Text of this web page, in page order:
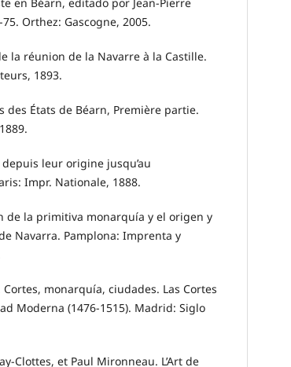
Orthez: Gascogne, 2005.
la réunion de la Navarre à la Castille.
1893.
des États de Béarn, Première partie.
leur origine jusqu’au
Impr. Nationale, 1888.
de la primitiva monarquía y el origen y
Navarra. Pamplona: Imprenta y
monarquía, ciudades. Las Cortes
Moderna (1476-1515). Madrid: Siglo
Clottes, et Paul Mironneau. L’Art de